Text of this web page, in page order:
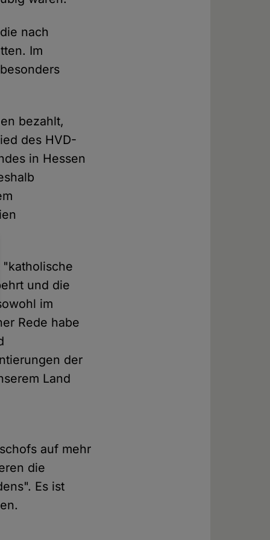
nach
Im
bezahlt,
des HVD-
in Hessen
und die
im
Rede habe
der
Land
auf mehr
die
Es ist